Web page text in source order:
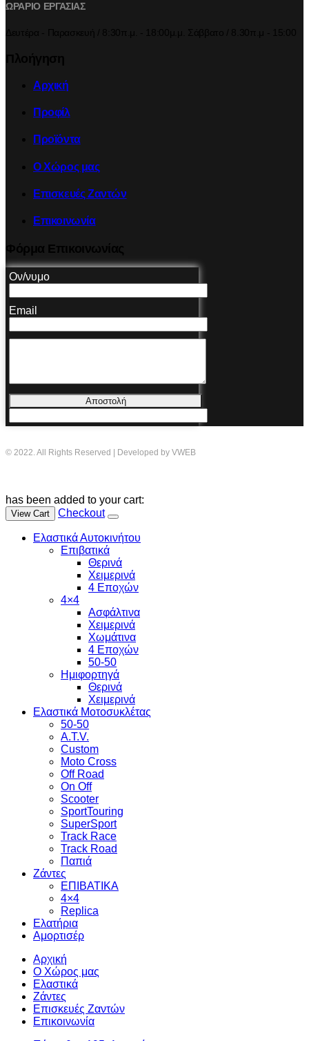
ΩΡΑΡΙΟ ΕΡΓΑΣΙΑΣ
Αρχική
Προφίλ
Προϊόντα
Ο Χώρος μας
Επισκευές Ζαντών
Επικοινωνία
Ον/νυμο
Email
Αποστολή
© 2022. All Rights Reserved | Developed by VWEB
has been added to your cart:
View Cart Checkout
Ελαστικά Αυτοκινήτου
Επιβατικά
Θερινά
Χειμερινά
4 Εποχών
4×4
Ασφάλτινα
Χειμερινά
Χωμάτινα
4 Εποχών
50-50
Ημιφορτηγά
Θερινά
Χειμερινά
Ελαστικά Μοτοσυκλέτας
50-50
A.T.V.
Custom
Moto Cross
Off Road
On Off
Scooter
SportTouring
SuperSport
Track Race
Track Road
Παπιά
Ζάντες
ΕΠΙΒΑΤΙΚΑ
4×4
Replica
Ελατήρια
Αμορτισέρ
Αρχική
Ο Χώρος μας
Ελαστικά
Ζάντες
Επισκευές Ζαντών
Επικοινωνία